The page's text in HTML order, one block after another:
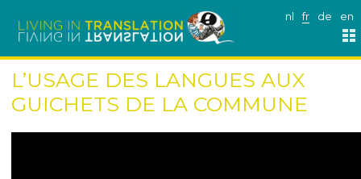
nl fr de en
L’USAGE DES LANGUES AUX
GUICHETS DE LA COMMUNE